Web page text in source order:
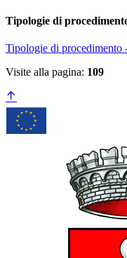
Tipologie di
Tipologie di procedimento
Visite alla pagina: 109